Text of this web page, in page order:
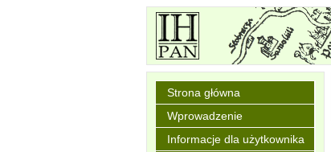
Strona główna
Wprowadzenie
Informacje dla użytkownika